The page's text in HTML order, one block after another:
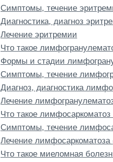
Симптомы, течение
Диагностика, диагноз
Лечение эритремии
Что такое
Формы и стадии
Симптомы, течение
Диагноз, диагностика
Лечение
Что такое
Симптомы, течение
Лечение
Что такое миеломная